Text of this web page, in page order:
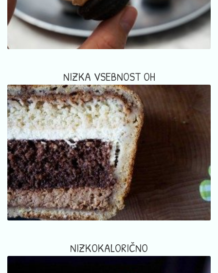
NIZKA VSEBNOST OH
NIZKOKALORIČNO